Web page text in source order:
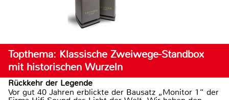
Topthema: Klassische Zweiwege-Standbox
mit historischen Wurzeln
Rückkehr der Legende
Vor gut 40 Jahren erblickte der Bausatz „Monitor 1“ der